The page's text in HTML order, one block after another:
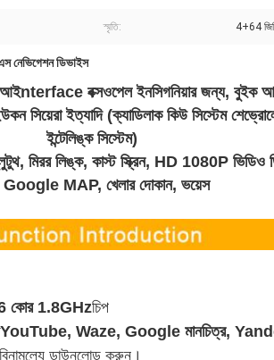
স্মৃতি: 4+64
নেভিগেশন ডিভাইস
আইnterface বক্সওপেল ইনসিগনিয়ার জন্য, বুইক
সিয়েরা ইত্যাদি (ক্যাডিলাক কিউ সিস্টেম
ইন্টেলিঙ্ক সিস্টেম)
মিরর লিঙ্ক, কাস্ট স্ক্রিন, HD 1080P ভিডিও
Google MAP, খেলার দোকান, ভয়েস
কোর 1.8GHzচিপ
YouTube, Waze, Google মানচিত্র,
ডাউনলোড করুন।